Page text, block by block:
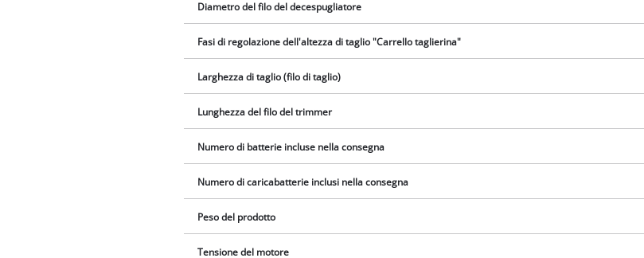
visitor. The website owner needs to setup
the site with their CMP to add this content
Management Platform
Diametro del filo del decespugliatore
Fasi di regolazione dell'altezza di taglio "Carrello taglierina"
Larghezza di taglio (filo di taglio)
Lunghezza del filo del trimmer
Numero di batterie incluse nella consegna
Numero di caricabatterie inclusi nella consegna
Peso del prodotto
Tensione del motore